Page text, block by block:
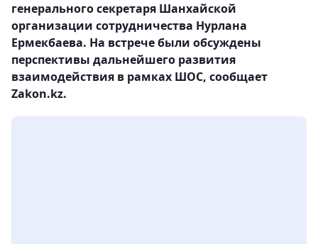
генерального секретаря Шанхайской
организации сотрудничества Нурлана
Ермекбаева. На встрече были обсуждены
перспективы дальнейшего развития
взаимодействия в рамках ШОС, сообщает
Zakon.kz.